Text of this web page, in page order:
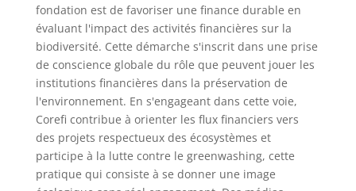
fondation est de favoriser une finance durable en
évaluant l'impact des activités financières sur la
biodiversité. Cette démarche s'inscrit dans une prise
de conscience globale du rôle que peuvent jouer les
institutions financières dans la préservation de
l'environnement. En s'engageant dans cette voie,
Corefi contribue à orienter les flux financiers vers
des projets respectueux des écosystèmes et
participe à la lutte contre le greenwashing, cette
pratique qui consiste à se donner une image